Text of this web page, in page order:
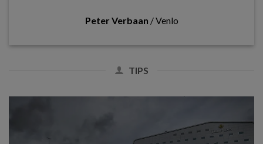
Peter Verbaan /Venlo
TIPS